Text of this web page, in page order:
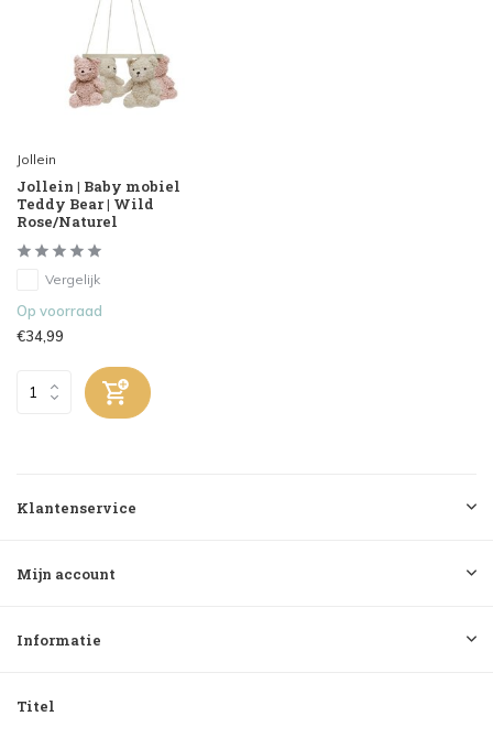
Jollein
Jollein | Baby mobiel
Teddy Bear | Wild
Rose/Naturel
Vergelijk
Op voorraad
€34,99
Klantenservice
Mijn account
Informatie
Titel